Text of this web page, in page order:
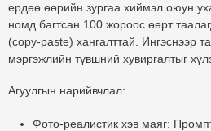
ердөө өөрийн зургаа хиймэл оюун
номд багтсан 100 жороос өөрт
(copy-paste) хангалттай.
Ингэснээр
мэргэжлийн түвшний хувиргалтыг
Агуулгын нарийвчлал:
Фото-реалистик хэв маяг: